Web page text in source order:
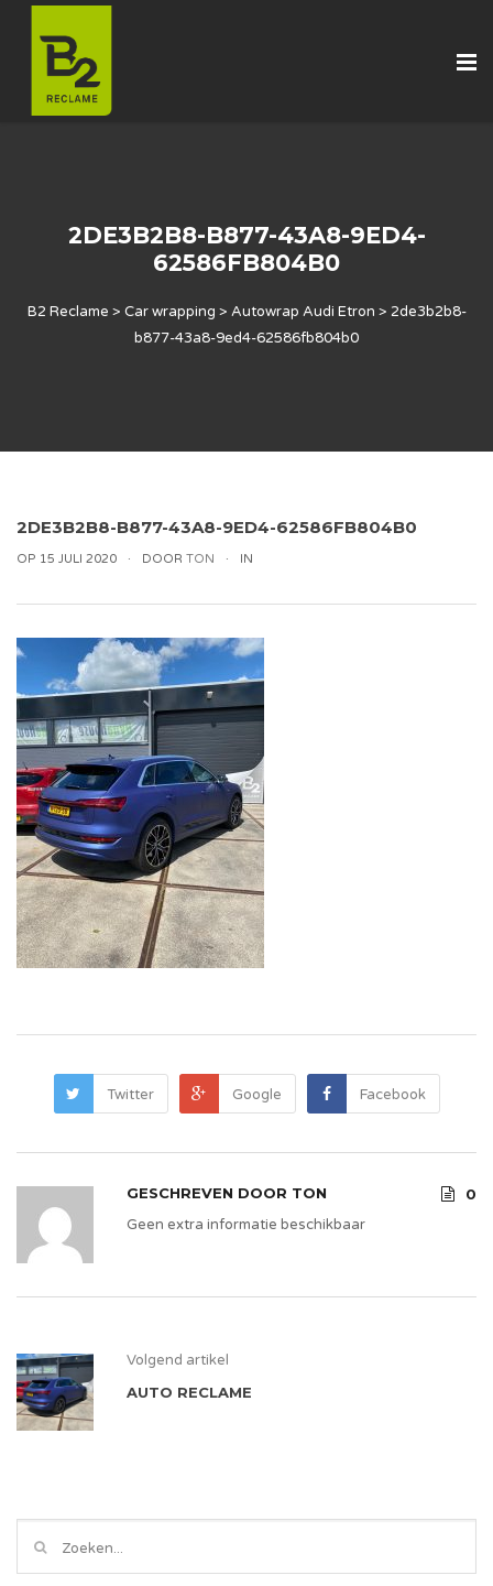
2DE3B2B8-B877-43A8-9ED4-
62586FB804B0
B2 Reclame > Car wrapping > Autowrap Audi Etron > 2de3b2b8-
b877-43a8-9ed4-62586fb804b0
2DE3B2B8-B877-43A8-9ED4-62586FB804B0
OP 15 JULI 2020 DOOR TON IN
Twitter Google Facebook
GESCHREVEN DOOR TON
0
Geen extra informatie beschikbaar
Volgend artikel
AUTO RECLAME